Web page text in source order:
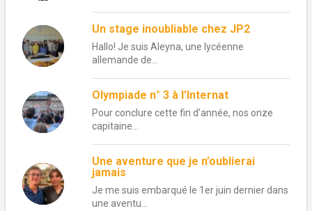
Un stage inoubliable chez JP2
Hallo! Je suis Aleyna, une lycéenne
allemande de...
Olympiade n° 3 à l’Internat
Pour conclure cette fin d’année, nos onze
capitaine...
Une aventure que je n’oublierai
jamais
Je me suis embarqué le 1er juin dernier dans
une aventu...